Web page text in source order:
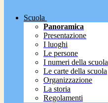
Scuola
Panoramica
Presentazione
I luoghi
Le persone
I numeri della scuola
Le carte della scuola
Organizzazione
La storia
Regolamenti